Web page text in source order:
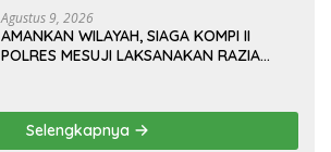
Agustus 9, 2026
AMANKAN WILAYAH, SIAGA KOMPI II
POLRES MESUJI LAKSANAKAN RAZIA
Selengkapnya